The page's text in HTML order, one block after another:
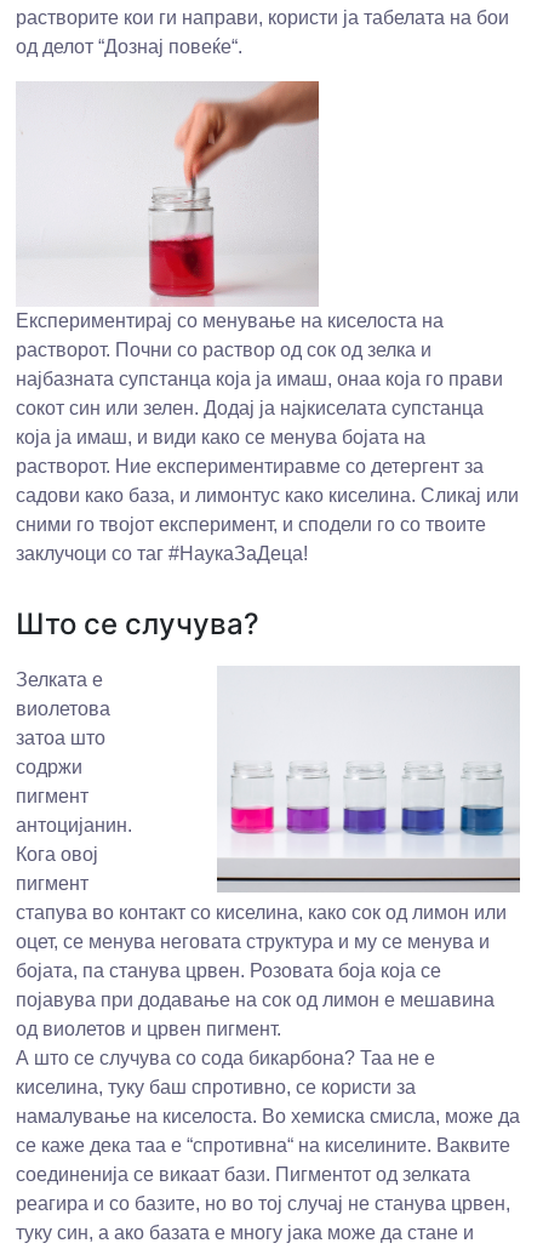
растворите кои ги направи, користи ја табелата на бои
од делот “Дознај повеќе“.
Експериментирај со менување на киселоста на
растворот. Почни со раствор од сок од зелка и
најбазната супстанца која ја имаш, онаа која го прави
сокот син или зелен. Додај ја најкиселата супстанца
која ја имаш, и види како се менува бојата на
растворот. Ние експериментиравме со детергент за
садови како база, и лимонтус како киселина. Сликај или
сними го твојот експеримент, и сподели го со твоите
заклучоци со таг #НаукаЗаДеца!
Што се случува?
Зелката е
виолетова
затоа што
содржи
пигмент
антоцијанин.
Кога овој
пигмент
стапува во контакт со киселина, како сок од лимон или
оцет, се менува неговата структура и му се менува и
бојата, па станува црвен. Розовата боја која се
појавува при додавање на сок од лимон е мешавина
од виолетов и црвен пигмент.
А што се случува со сода бикарбона? Таа не е
киселина, туку баш спротивно, се користи за
намалување на киселоста. Во хемиска смисла, може да
се каже дека таа е “спротивна“ на киселините. Ваквите
соединенија се викаат бази. Пигментот од зелката
реагира и со базите, но во тој случај не станува црвен,
туку син, а ако базата е многу јака може да стане и